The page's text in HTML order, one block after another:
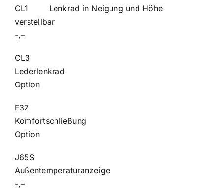
CL1 Lenkrad in Neigung und Höhe
-,–
CL3
Option
F3Z
Option
J65S
-,–